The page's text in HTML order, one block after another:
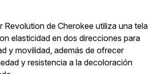
Revolution de Cherokee utiliza una tela
elasticidad en dos direcciones para
y movilidad, además de ofrecer
y resistencia a la decoloración